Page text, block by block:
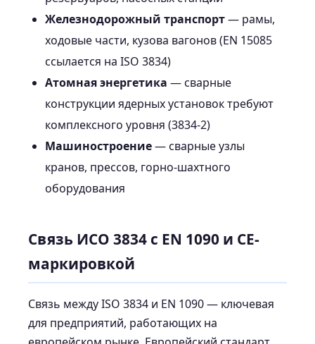
Железнодорожный транспорт— рамы,
ходовые части, кузова вагонов (EN 15085
ссылается на ISO 3834)
Атомная энергетика — сварные
конструкции ядерных установок требуют
комплексного уровня (3834-2)
Машиностроение— сварные узлы
кранов, прессов, горно-шахтного
оборудования
Связь ИСО 3834 с EN 1090 и CE-
маркировкой
Связь между ISO 3834 и EN 1090 — ключевая
для предприятий, работающих на